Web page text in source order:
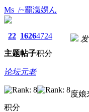
Ms_/~覇滊娚ん
22
主题
1626
帖子
4724
积分
论坛元老
积分
度娘